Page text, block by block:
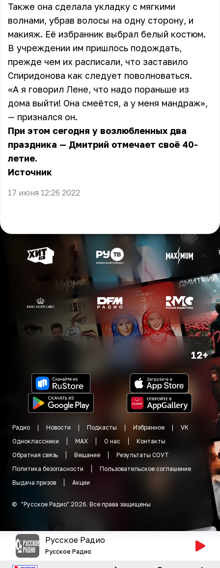
Также она сделала укладку с мягкими
волнами, убрав волосы на одну сторону, и
макияж. Её избранник выбрал белый костюм.
В учреждении им пришлось подождать,
прежде чем их расписали, что заставило
Спиридонова как следует поволноваться.
«А я говорил Лене, что надо пораньше из
дома выйти! Она смеётся, а у меня мандраж»,
— признался он.
При этом сегодня у возлюбленных два
праздника — Дмитрий отмечает своё 40-
летие.
Источник
17 июня 12:26 2022
12+
Радио Новости Подкасты Избранное
VK
Одноклассники
MAX О нас
Контакты
Обратная связь
Вещание
Результаты СОУТ
Политика безопасности
Пользовательское соглашение
Выдача призов
Акции
© "Русское Радио" 2026. Все права защищены
Русское Радио
Русское Радио